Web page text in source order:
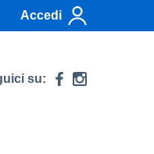
Accedi
su: